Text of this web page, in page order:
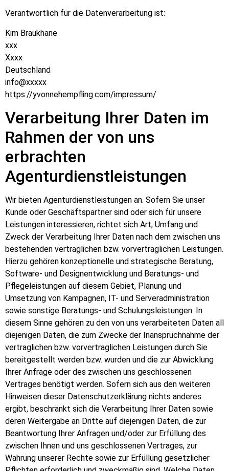
Verantwortlich für die Datenverarbeitung ist:
Kim Braukhane
xxx
Xxxx
Deutschland
info@xxxxx
https://yvonnehempfling.com/impressum/
Verarbeitung Ihrer Daten im
Rahmen der von uns
erbrachten
Agenturdienstleistungen
Wir bieten Agenturdienstleistungen an. Sofern Sie unser
Kunde oder Geschäftspartner sind oder sich für unsere
Leistungen interessieren, richtet sich Art, Umfang und
Zweck der Verarbeitung Ihrer Daten nach dem zwischen uns
bestehenden vertraglichen bzw. vorvertraglichen Leistungen.
Hierzu gehören konzeptionelle und strategische Beratung,
Software- und Designentwicklung und Beratungs- und
Pflegeleistungen auf diesem Gebiet, Planung und
Umsetzung von Kampagnen, IT- und Serveradministration
sowie sonstige Beratungs- und Schulungsleistungen. In
diesem Sinne gehören zu den von uns verarbeiteten Daten all
diejenigen Daten, die zum Zwecke der Inanspruchnahme der
vertraglichen bzw. vorvertraglichen Leistungen durch Sie
bereitgestellt werden bzw. wurden und die zur Abwicklung
Ihrer Anfrage oder des zwischen uns geschlossenen
Vertrages benötigt werden. Sofern sich aus den weiteren
Hinweisen dieser Datenschutzerklärung nichts anderes
ergibt, beschränkt sich die Verarbeitung Ihrer Daten sowie
deren Weitergabe an Dritte auf diejenigen Daten, die zur
Beantwortung Ihrer Anfragen und/oder zur Erfüllung des
zwischen Ihnen und uns geschlossenen Vertrages, zur
Wahrung unserer Rechte sowie zur Erfüllung gesetzlicher